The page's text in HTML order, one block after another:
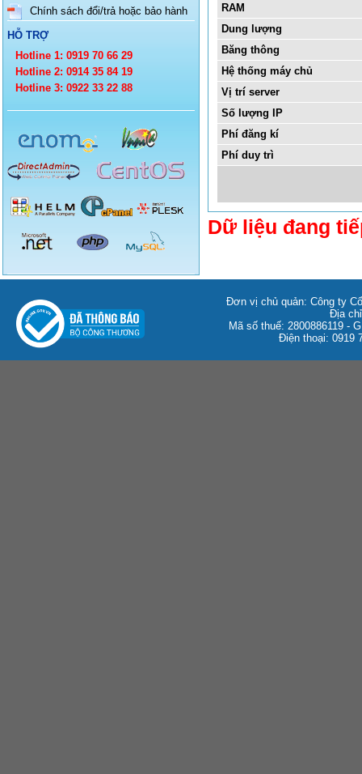
Chính sách đổi/trả hoặc bảo hành
HỖ TRỢ
Hotline 1: 0919 70 66 29
Hotline 2: 0914 35 84 19
Hotline 3: 0922 33 22 88
RAM
Dung lượng
Băng thông
Hệ thống máy chủ
Vị trí server
Số lượng IP
Phí đăng kí
Phí duy trì
Dữ liệu đang
Đơn vị chủ quản: Công ty
Địa
Mã số thuế: 2800886119 -
Điện thoại: 0919